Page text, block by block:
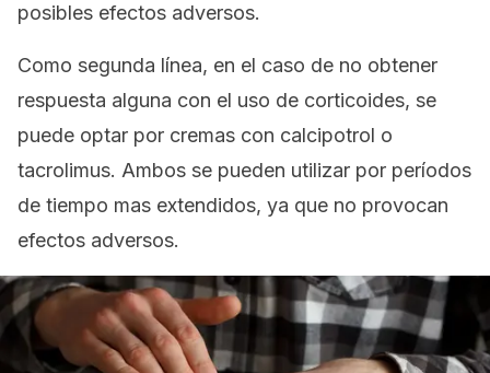
posibles efectos adversos.
Como segunda línea, en el caso de no obtener
respuesta alguna con el uso de corticoides, se
puede optar por cremas con calcipotrol o
tacrolimus. Ambos se pueden utilizar por períodos
de tiempo mas extendidos, ya que no provocan
efectos adversos.